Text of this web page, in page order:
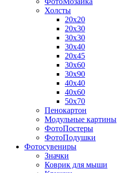
Холсты
20х20
20х30
30х30
30х40
20х45
30х60
30х90
40х40
40х60
50х70
Пенокартон
Модульные картины
ФотоПостеры
ФотоПодушки
Фотоcувениры
Значки
Коврик для мыши